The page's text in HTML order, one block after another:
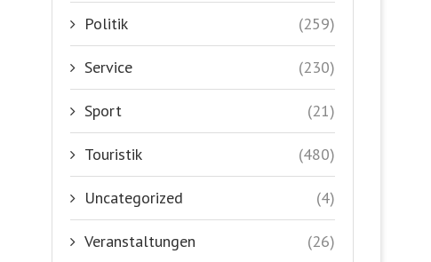
Politik (259)
Service (230)
Sport (21)
Touristik (480)
Uncategorized (4)
Veranstaltungen (26)